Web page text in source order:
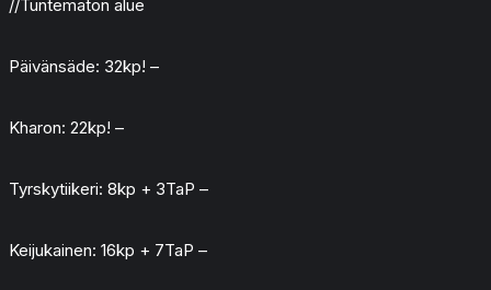
//Tuntematon alue
Päivänsäde: 32kp! –
Kharon: 22kp! –
Tyrskytiikeri: 8kp + 3TaP –
Keijukainen: 16kp + 7TaP –